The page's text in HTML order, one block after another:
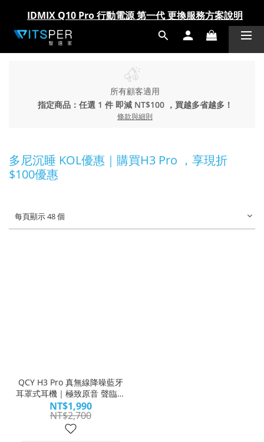
IDMIX Q10 Pro 行動電源 第一代 更換服務方案說明
爸氣科技禮物節!精選科技好物5折起 >> 馬上選購
IDMIX Q10 Pro 行動電源 第一代 更換服務方案說明
爸氣科技禮物節!精選科技好物5折起 >> 馬上選購
所有顧客適用
指定商品：任選 1 件 即減 NT$100 ，買越多省越多！
條款與細則
多尼沉睡 KOL優惠｜購買H3 Pro ，享現折
$100優惠
每頁顯示 48 個
QCY H3 Pro 真無線降噪藍牙
耳罩式耳機｜極致原音 聲臨其
境｜WitsPer智選家
NT$1,990
NT$2,700